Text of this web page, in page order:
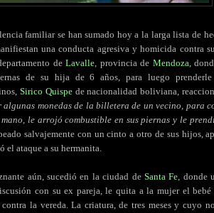
familiar se han sumado hoy a la larga lista de
una conducta agresiva y homicida contra
deLavalle, provincia de Mendoza,
de su hija de 6 años, para luego
Sirico Quispede nacionalidad boliviana,
algunas monedas de la billetera de un vecino, para
le arrojó combustible en sus piernas y le
salvajemente con un cinto a otro de sus hijos,
el ataque a su hermanita.
aún, sucedió en la ciudad de Santa Fe, donde
con su ex pareja, le quita a la mujer el bebé
la vereda. La criatura, de tres meses y cuyo